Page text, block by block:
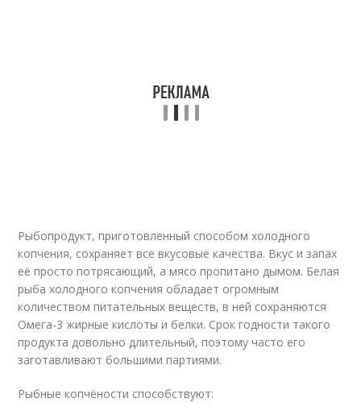
Рыбопродукт, приготовленный способом холодного
копчения, сохраняет все вкусовые качества. Вкус и запах
её просто потрясающий, а мясо пропитано дымом. Белая
рыба холодного копчения обладает огромным
количеством питательных веществ, в ней сохраняются
Омега-3 жирные кислоты и белки. Срок годности такого
продукта довольно длительный, поэтому часто его
заготавливают большими партиями.
Рыбные копчёности способствуют: